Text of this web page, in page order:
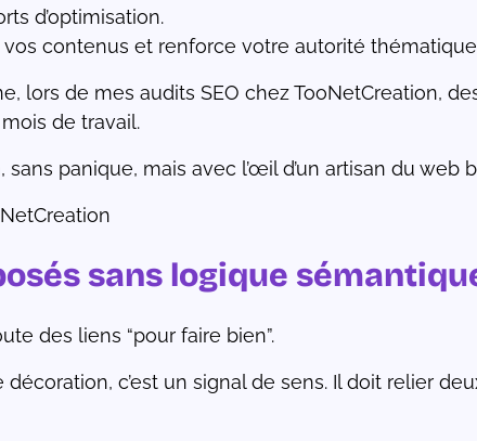
d’optimisation.
contenus et renforce votre autorité
lors de mes audits SEO chez TooNetCreation,
de travail.
panique, mais avec l’œil d’un artisan du
sans logique
des liens “pour faire bien”.
décoration, c’est un signal de sens. Il doit relier